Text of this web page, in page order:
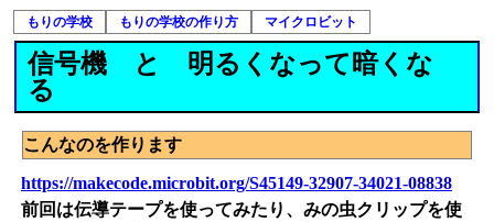
もりの学校 もりの学校の作り方 マイクロビット
信号機 と 明るくなって暗くな
る
こんなのを作ります
https://makecode.microbit.org/S45149-32907-34021-08838
前回は伝導テープを使ってみたり、みの虫クリップを使